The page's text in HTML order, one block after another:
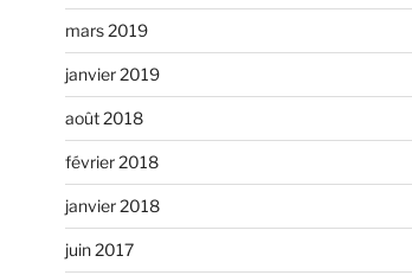
mars 2019
janvier 2019
août 2018
février 2018
janvier 2018
juin 2017